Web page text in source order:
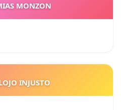
MONZON
INJUSTO